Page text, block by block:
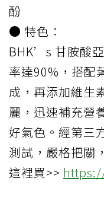
酚
● 特色：
BHK’s 甘胺酸
率達90%，搭配
成，再添加維生
麗，迅速補充營
好氣色。經第三
測試，嚴格把關
這裡買>>